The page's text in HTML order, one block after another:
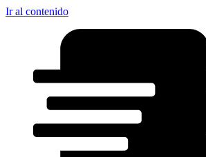
Ir al contenido